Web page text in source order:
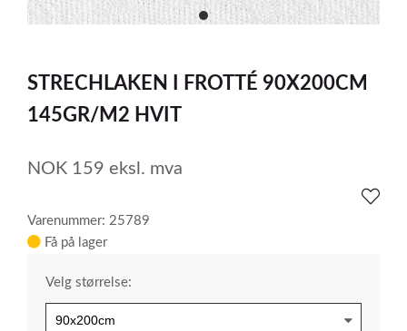
item
of
1
STRECHLAKEN I FROTTÉ 90X200CM
145GR/M2 HVIT
NOK 159 eksl. mva
Varenummer: 25789
Få på lager
Velg størrelse: